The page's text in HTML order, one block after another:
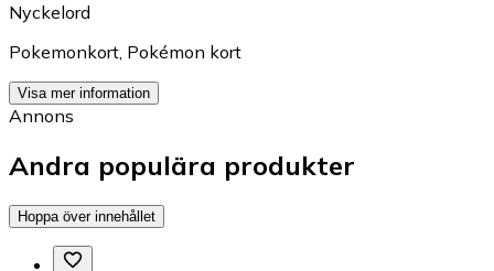
Nyckelord
Pokemonkort, Pokémon kort
Visa mer information
Annons
Andra populära produkter
Hoppa över innehållet